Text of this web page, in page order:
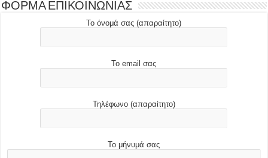
ΦΟΡΜΑ ΕΠΙΚΟΙΝΩΝΙΑΣ
Το όνομά σας (απαραίτητο)
Το email σας
Τηλέφωνο (απαραίτητο)
Το μήνυμά σας